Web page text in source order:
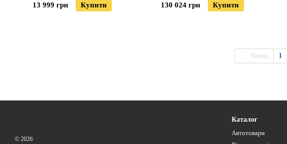
13 999 грн Купити 130 024 грн Купити
Назад 1
© 2026
Каталог
Автотовари